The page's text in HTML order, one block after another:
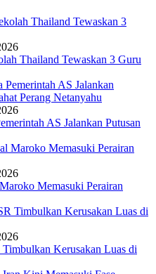
Thailand Tewaskan 3 Guru
AS Jalankan Putusan
Memasuki Perairan
Kerusakan Luas di